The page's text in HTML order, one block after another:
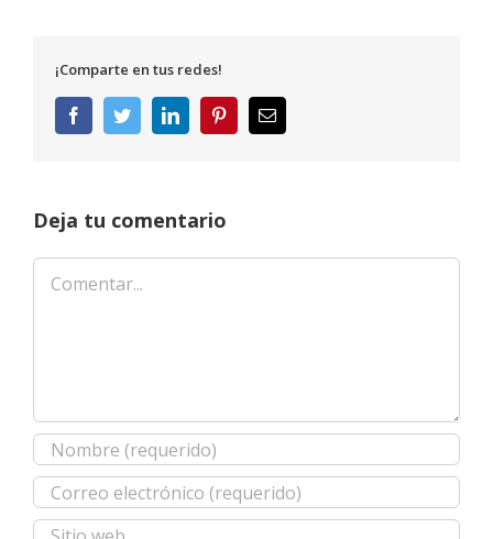
¡Comparte en tus redes!
FacebookTwitterLinkedInPinterestCorreo
electrónico
Deja tu comentario
Comentar